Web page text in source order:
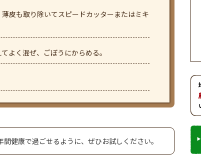
皮も取り除いてスピードカッターまたはミキ
よく混ぜ、ごぼうにからめる。
間健康で過ごせるように、ぜひお試しください。